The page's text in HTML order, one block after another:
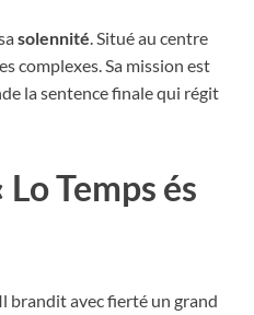
solennité. Situé au centre
complexes. Sa mission est
la sentence finale qui régit
Temps és
brandit avec fierté un grand